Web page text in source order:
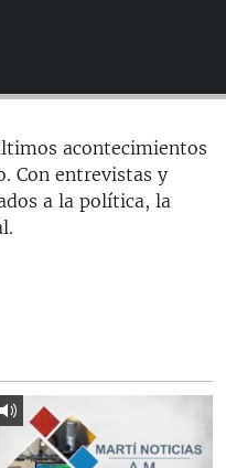
CUBA
acontecimientos
Con entrevistas y
a la política, la